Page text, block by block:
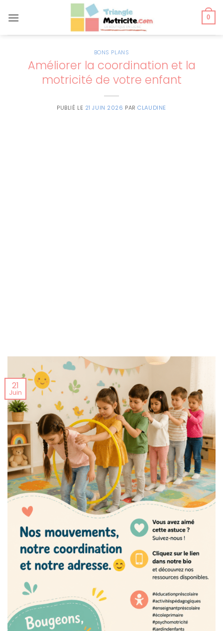
au
0
BONS PLANS
Améliorer la coordination et la
motricité de votre enfant
PUBLIÉ LE 21 JUIN 2026 PARCLAUDINE
21
Juin